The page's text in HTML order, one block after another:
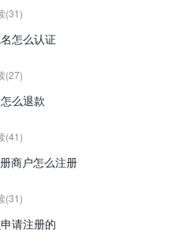
(31)
怎么认证
(27)
么退款
(41)
商户怎么注册
(31)
请注册的